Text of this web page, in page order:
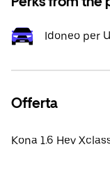
Idoneo per
Offerta
Kona 1.6 Hev